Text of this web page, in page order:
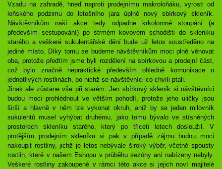
Vzadu na zahradě, hned naproti prodejnímu makroloňáku, vyrostl od
loňského podzimu do letošního jara úplně nový sbírkový skleník.
Návštěvníkům naší akce tedy odpadne krkolomné stoupání (a
především sestupování) po strmém kovovém schodišti do skleníku
starého a veškeré sukulentářské dění bude už letos soustředěno na
jediné místo. Díky tomu se budeme návštěvníkům moci plně věnovat
oba, protože předtím jsme byli rozdělení na sbírkovou a prodejní část,
což bylo značně nepraktické především ohledně komunikace o
jednotlivých rostlinách, po nichž se návštěvníci co chvíli ptali.
Jinak ale zůstane vše při starém. Jen sbírkový skleník si návštěvníci
budou moci prohlédnout ve větším pohodlí, protože jeho uličky jsou
širší a hlavně v něm lze vykonat okruh, aniž by se jeden milovník
sukulentů musel vyhýbat druhému, jako tomu bývalo ve stísněných
prostorech skleníku starého, který po třiceti letech dosloužil. V
protějším prodejním skleníku si pak v případě zájmu budou moci
nakoupit rostliny, jichž je letos nebývale široký výběr, včetně spousty
rostlin, které v našem Eshopu v průběhu sezóny ani nabízeny nebyly.
Veškeré rostliny zakoupené v rámci této akce si jejich noví majitelé